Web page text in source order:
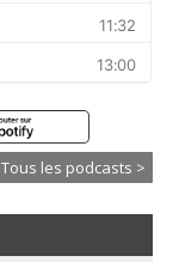
Tous les podcasts >